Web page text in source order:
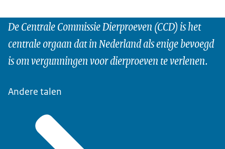
De Centrale Commissie Dierproeven (CCD) is het
centrale orgaan dat in Nederland als enige bevoegd
is om vergunningen voor dierproeven te verlenen.
Andere talen